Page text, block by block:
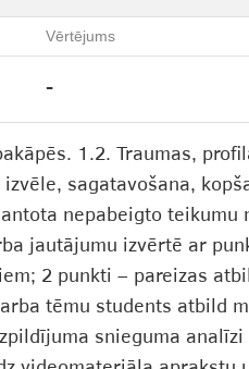
Vērtējums
-
1.2. Traumas,
sagatavošana,
nepabeigto teikumu
jautājumu izvērtē ar
2 punkti – pareizas
tēmu students atbild
snieguma